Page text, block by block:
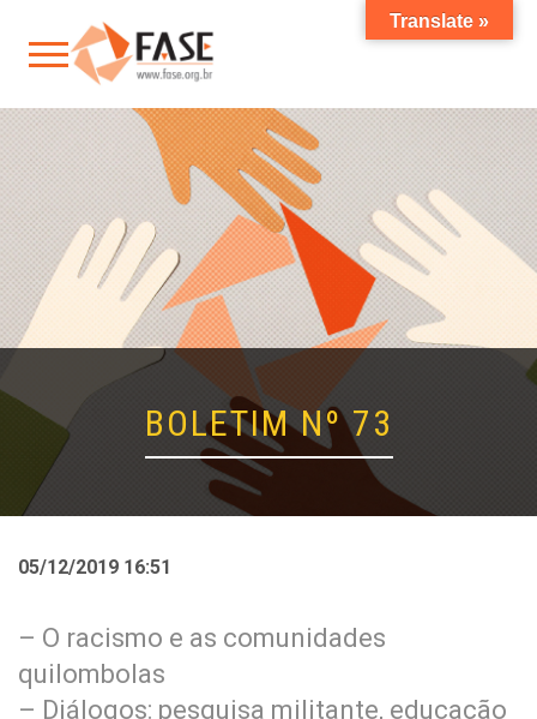
BOLETIM Nº 73
05/12/2019 16:51
– O racismo e as comunidades
quilombolas
– Diálogos: pesquisa militante, educação
Translate »